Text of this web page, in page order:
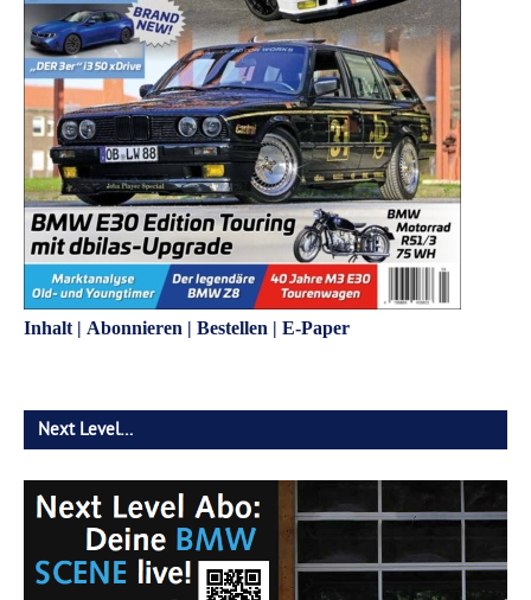
Inhalt | Abonnieren | Bestellen | E-Paper
Next Level…